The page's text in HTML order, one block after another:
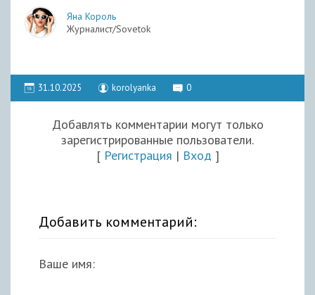
Яна Король
Журналист/Sovetok
31.10.2025 korolyanka 0
Добавлять комментарии могут только
зарегистрированные пользователи.
[ Регистрация | Вход ]
Добавить комментарий:
Ваше имя: